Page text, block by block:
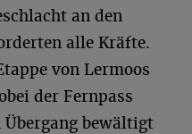
an den
alle Kräfte.
von Lermoos
der Fernpass
Übergang bewältigt